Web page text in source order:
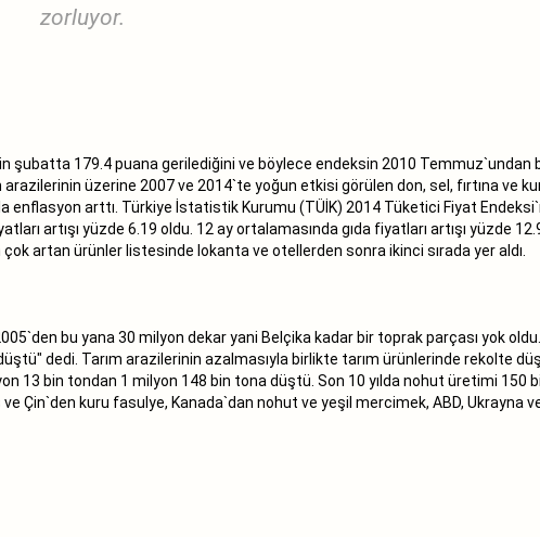
zorluyor.
şubatta 179.4 puana gerilediğini ve böylece endeksin 2010 Temmuz`undan
üzerine 2007 ve 2014`te yoğun etkisi görülen don, sel, fırtına ve
enflasyon arttı. Türkiye İstatistik Kurumu (TÜİK) 2014 Tüketici Fiyat
artışı yüzde 6.19 oldu. 12 ay ortalamasında gıda fiyatları artışı yüzde
artan ürünler listesinde lokanta ve otellerden sonra ikinci sırada yer aldı.
bu yana 30 milyon dekar yani Belçika kadar bir toprak parçası yok
dedi. Tarım arazilerinin azalmasıyla birlikte tarım ürünlerinde rekolte
13 bin tondan 1 milyon 148 bin tona düştü. Son 10 yılda nohut üretimi 150
Çin`den kuru fasulye, Kanada`dan nohut ve yeşil mercimek, ABD, Ukrayna